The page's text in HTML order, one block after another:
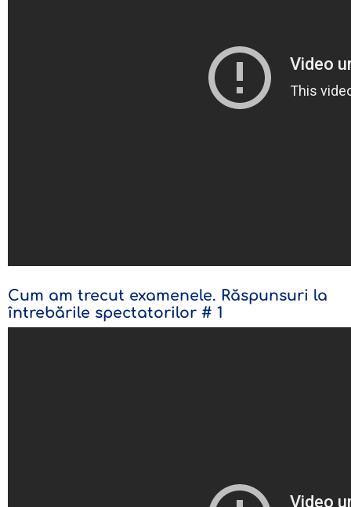
Cum am trecut examenele. Răspunsuri la
întrebările spectatorilor # 1